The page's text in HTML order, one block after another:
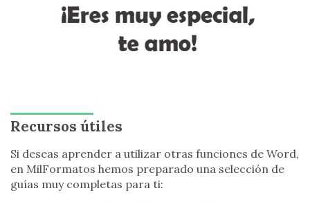
Recursos útiles
Si deseas aprender a utilizar otras funciones de Word,
en MilFormatos hemos preparado una selección de
guías muy completas para ti: